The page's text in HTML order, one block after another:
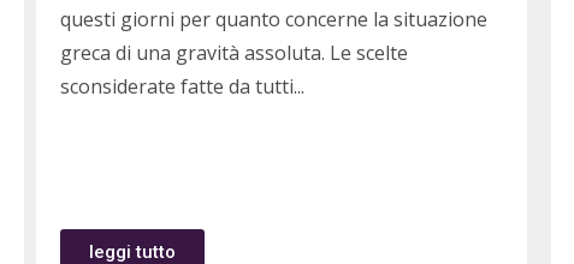
questi giorni per quanto concerne la situazione
greca di una gravità assoluta. Le scelte
sconsiderate fatte da tutti
leggi tutto